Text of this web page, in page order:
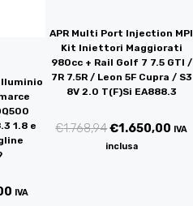
1.8 e
IVA
APR Multi Port Injection MPI
Kit Iniettori Maggiorati
980cc + Rail Golf 7 7.5 GTI /
7R 7.5R / Leon 5F Cupra / S3
8V 2.0 T(F)Si EA888.3
€1.768,94€1.650,00 IVA
inclusa